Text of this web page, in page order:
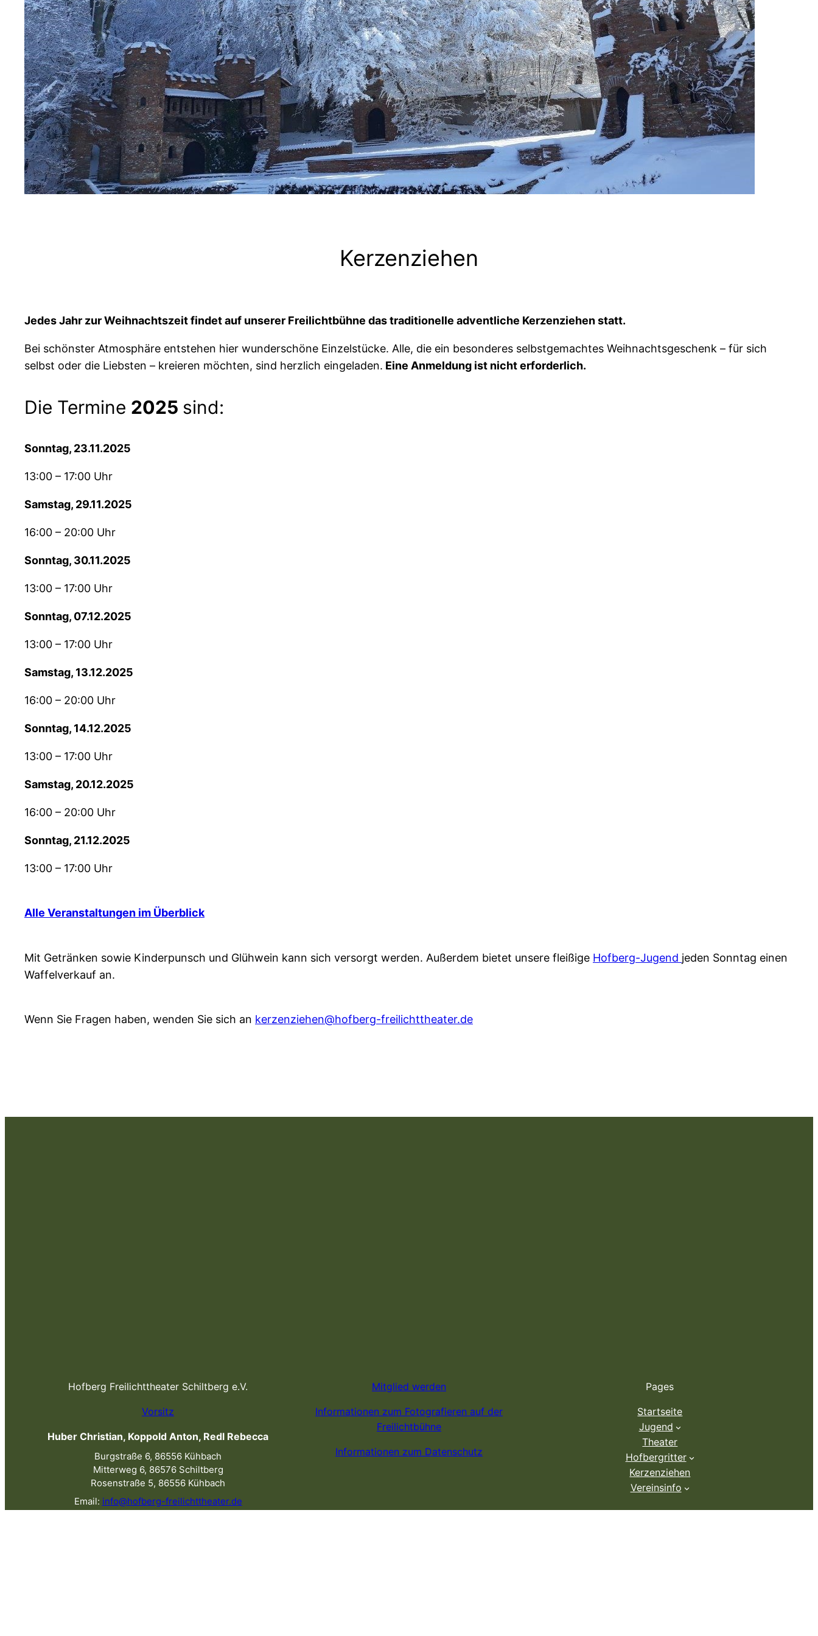
Kerzenziehen
Jedes Jahr zur Weihnachtszeit findet auf unserer Freilichtbühne das traditionelle adventliche Kerzenziehen statt.
Bei schönster Atmosphäre entstehen hier wunderschöne Einzelstücke. Alle, die ein besonderes selbstgemachtes Weihnachtsgeschenk – für sich
selbst oder die Liebsten – kreieren möchten, sind herzlich eingeladen. Eine Anmeldung ist nicht erforderlich.
Die Termine 2025 sind:
Sonntag, 23.11.2025
13:00 – 17:00 Uhr
Samstag, 29.11.2025
16:00 – 20:00 Uhr
Sonntag, 30.11.2025
13:00 – 17:00 Uhr
Sonntag, 07.12.2025
13:00 – 17:00 Uhr
Samstag, 13.12.2025
16:00 – 20:00 Uhr
Sonntag, 14.12.2025
13:00 – 17:00 Uhr
Samstag, 20.12.2025
16:00 – 20:00 Uhr
Sonntag, 21.12.2025
13:00 – 17:00 Uhr
Alle Veranstaltungen im Überblick
Mit Getränken sowie Kinderpunsch und Glühwein kann sich versorgt werden. Außerdem bietet unsere fleißige Hofberg-Jugend jeden Sonntag einen
Waffelverkauf an.
Wenn Sie Fragen haben, wenden Sie sich an kerzenziehen@hofberg-freilichttheater.de
Hofberg Freilichttheater Schiltberg e.V.
Vorsitz
Huber Christian, Koppold Anton, Redl Rebecca
Burgstraße 6, 86556 Kühbach
Mitterweg 6, 86576 Schiltberg
Rosenstraße 5, 86556 Kühbach
Email: info@hofberg-freilichttheater.de
Mitglied werden
Informationen zum Fotografieren auf der
Freilichtbühne
Informationen zum Datenschutz
Pages
Startseite
Jugend
Theater
Hofbergritter
Kerzenziehen
Vereinsinfo